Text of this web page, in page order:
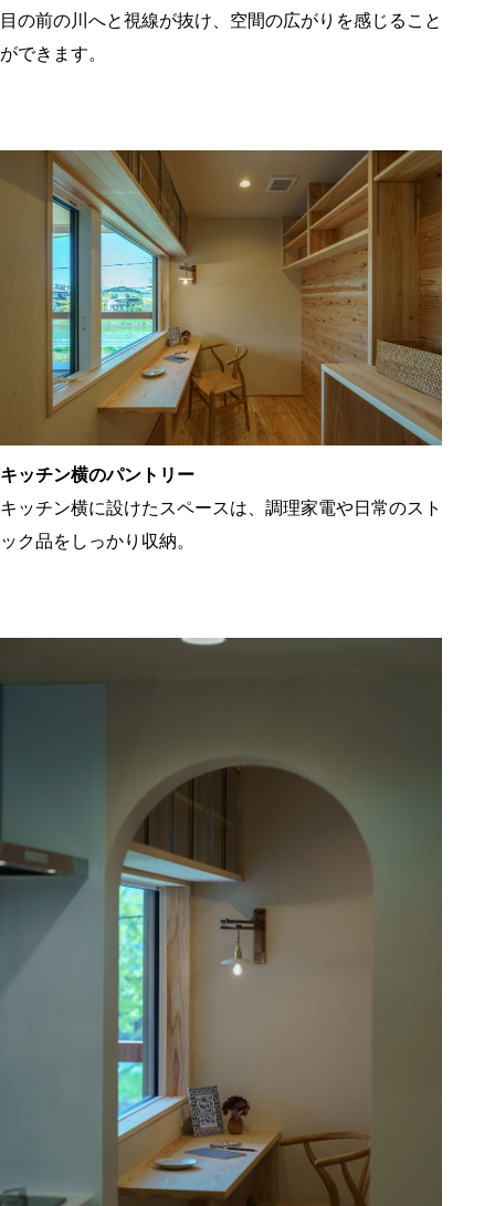
目の前の川へと視線が抜け、空間の広がりを感じること
ができます。
キッチン横のパントリー
キッチン横に設けたスペースは、調理家電や日常のスト
ック品をしっかり収納。